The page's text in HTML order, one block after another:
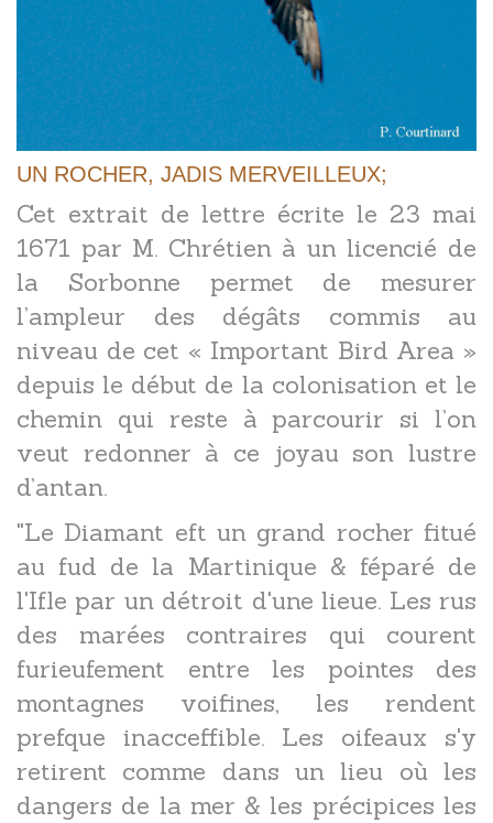
UN ROCHER, JADIS MERVEILLEUX;
Cet extrait de lettre écrite le 23 mai
1671 par M. Chrétien à un licencié de
la Sorbonne permet de mesurer
l’ampleur des dégâts commis au
niveau de cet « Important Bird Area »
depuis le début de la colonisation et le
chemin qui reste à parcourir si l’on
veut redonner à ce joyau son lustre
d’antan.
"Le Diamant eft un grand rocher fitué
au fud de la Martinique & féparé de
l'Ifle par un détroit d'une lieue. Les rus
des marées contraires qui courent
furieufement entre les pointes des
montagnes voifines, les rendent
prefque inacceffible. Les oifeaux s'y
retirent comme dans un lieu où les
dangers de la mer & les précipices les